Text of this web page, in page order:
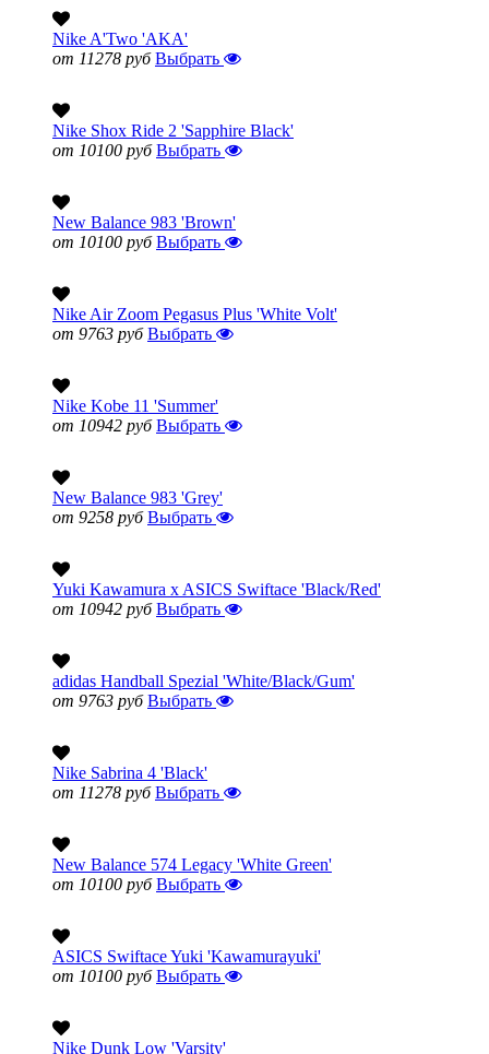
Nike A'Two 'AKA'
от 11278 руб Выбрать
Nike Shox Ride 2 'Sapphire Black'
от 10100 руб Выбрать
New Balance 983 'Brown'
от 10100 руб Выбрать
Nike Air Zoom Pegasus Plus 'White Volt'
от 9763 руб Выбрать
Nike Kobe 11 'Summer'
от 10942 руб Выбрать
New Balance 983 'Grey'
от 9258 руб Выбрать
Yuki Kawamura x ASICS Swiftace 'Black/Red'
от 10942 руб Выбрать
adidas Handball Spezial 'White/Black/Gum'
от 9763 руб Выбрать
Nike Sabrina 4 'Black'
от 11278 руб Выбрать
New Balance 574 Legacy 'White Green'
от 10100 руб Выбрать
ASICS Swiftace Yuki 'Kawamurayuki'
от 10100 руб Выбрать
Nike Dunk Low 'Varsity'